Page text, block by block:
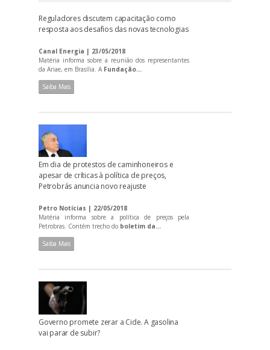
Reguladores discutem capacitação como
resposta aos desafios das novas tecnologias
Canal Energia | 23/05/2018
Matéria informa sobre a reunião dos representantes
da Ariae, em Brasília. A Fundação...
Saiba Mais
Em dia de protestos de caminhoneiros e
apesar de críticas à política de preços,
Petrobrás anuncia novo reajuste
Petro Notícias | 22/05/2018
Matéria informa sobre a política de preços pela
Petrobras. Contém trecho do boletim da...
Saiba Mais
Governo promete zerar a Cide. A gasolina
vai parar de subir?